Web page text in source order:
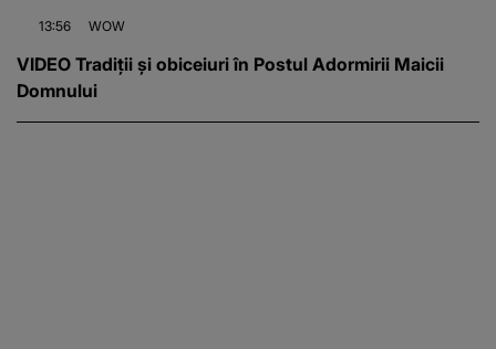
13:56 WOW
VIDEO Tradiții și obiceiuri în Postul Adormirii Maicii
Domnului